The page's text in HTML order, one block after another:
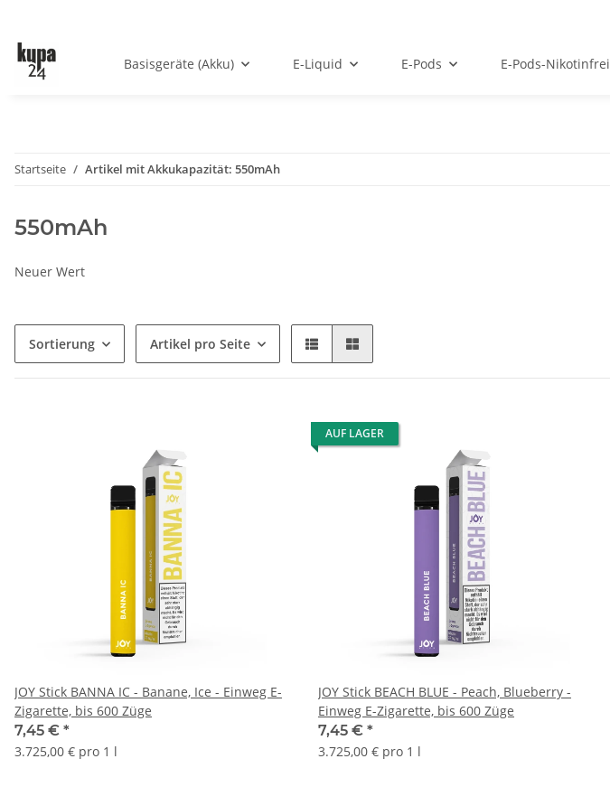
Basisgeräte (Akku) E-Liquid E-Pods E-Pods-Nikotinfrei
Startseite Artikel mit Akkukapazität: 550mAh
550mAh
Neuer Wert
Sortierung Artikel pro Seite
JOY Stick BANNA IC - Banane, Ice - Einweg E-
Zigarette, bis 600 Züge
7,45 € *
3.725,00 € pro 1 l
AUF LAGER
JOY Stick BEACH BLUE - Peach, Blueberry -
Einweg E-Zigarette, bis 600 Züge
7,45 € *
3.725,00 € pro 1 l